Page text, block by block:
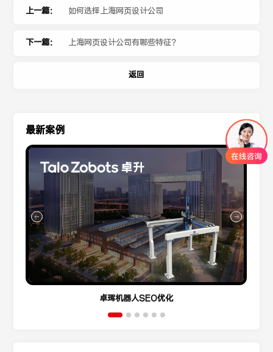
上一篇： 如何选择上海网页设计公司
下一篇： 上海网页设计公司有哪些特征？
返回
最新案例
卓珲机器人SEO优化